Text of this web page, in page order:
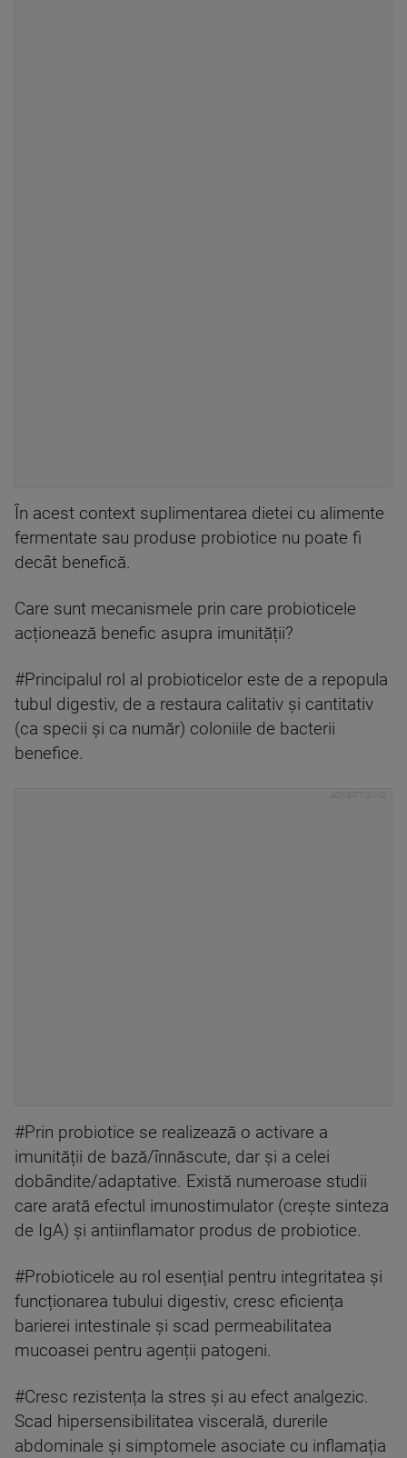
În acest context suplimentarea dietei cu alimente
fermentate sau produse probiotice nu poate fi
decât benefică.
Care sunt mecanismele prin care probioticele
acționează benefic asupra imunității?
#Principalul rol al probioticelor este de a repopula
tubul digestiv, de a restaura calitativ și cantitativ
(ca specii și ca număr) coloniile de bacterii
benefice.
#Prin probiotice se realizează o activare a
imunității de bază/înnăscute, dar și a celei
dobândite/adaptative. Există numeroase studii
care arată efectul imunostimulator (crește sinteza
de IgA) și antiinflamator produs de probiotice.
#Probioticele au rol esențial pentru integritatea și
funcționarea tubului digestiv, cresc eficiența
barierei intestinale și scad permeabilitatea
mucoasei pentru agenții patogeni.
#Cresc rezistența la stres și au efect analgezic.
Scad hipersensibilitatea viscerală, durerile
abdominale și simptomele asociate cu inflamația